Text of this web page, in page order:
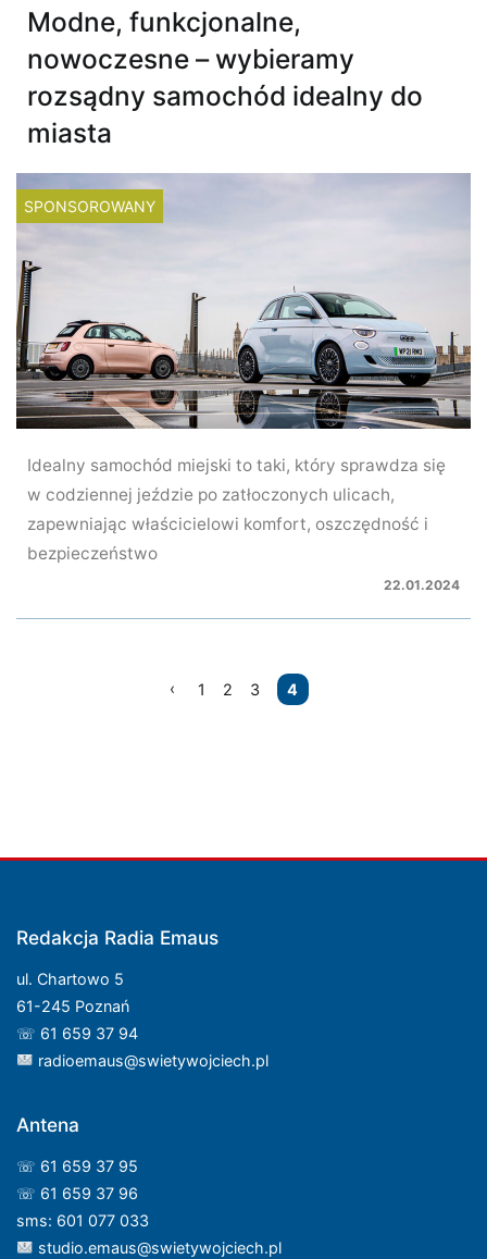
Modne, funkcjonalne,
nowoczesne – wybieramy
rozsądny samochód idealny do
miasta
SPONSOROWANY
Idealny samochód miejski to taki, który sprawdza się
w codziennej jeździe po zatłoczonych ulicach,
zapewniając właścicielowi komfort, oszczędność i
bezpieczeństwo
22.01.2024
1 2 3 4
Redakcja Radia Emaus
ul. Chartowo 5
61-245 Poznań
☏ 61 659 37 94
radioemaus@swietywojciech.pl
Antena
☏ 61 659 37 95
☏ 61 659 37 96
sms: 601 077 033
studio.emaus@swietywojciech.pl